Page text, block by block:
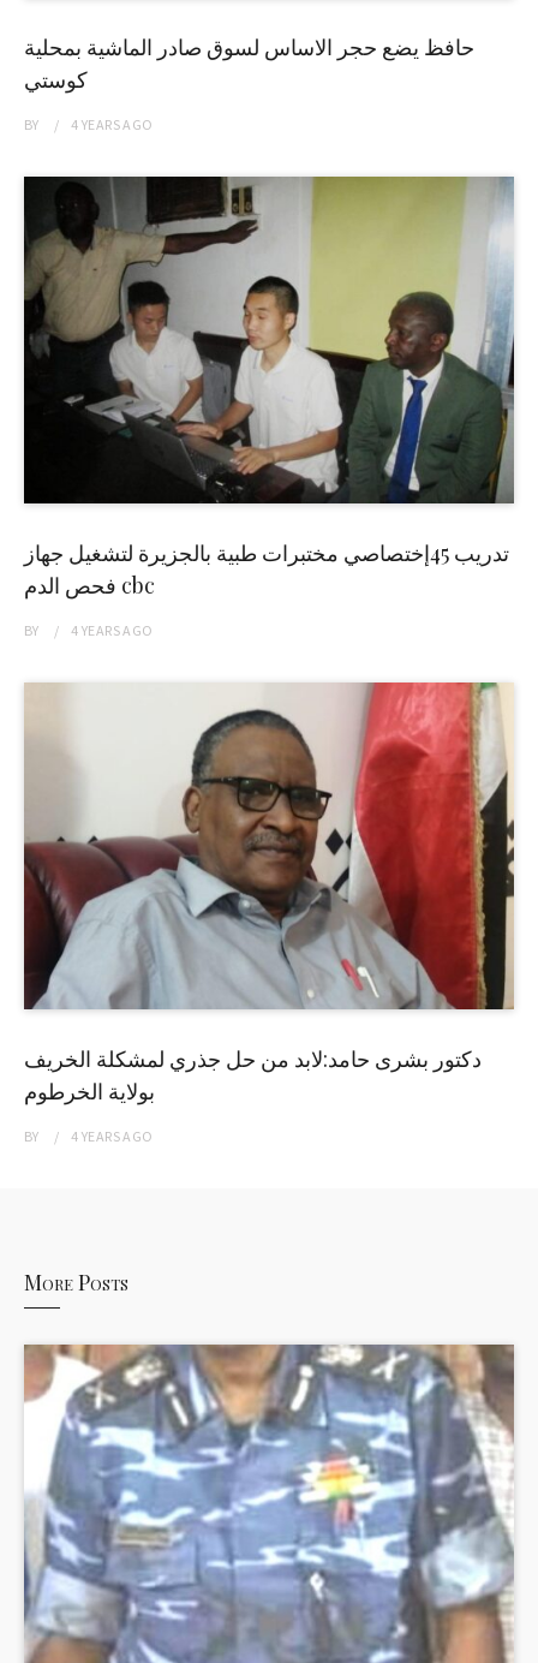
حافظ يضع حجر الاساس لسوق صادر الماشية بمحلية
كوستي
BY 4 YEARSAGO
تدريب 45إختصاصي مختبرات طبية بالجزيرة لتشغيل جهاز
فحص الدم cbc
BY 4 YEARSAGO
دكتور بشرى حامد:لابد من حل جذري لمشكلة الخريف
بولاية الخرطوم
BY 4 YEARSAGO
More Posts